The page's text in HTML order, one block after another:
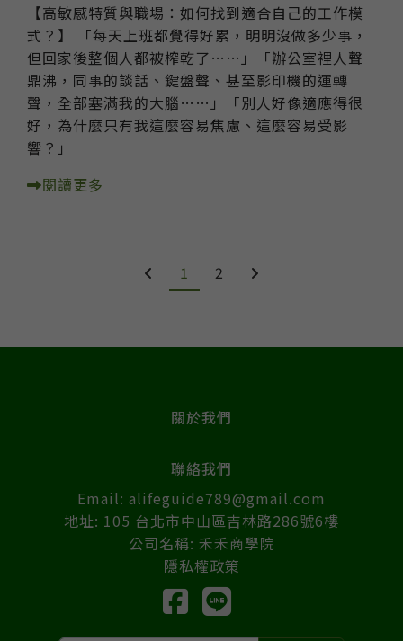
【高敏感特質與職場：如何找到適合自己的工作模
式？】 「每天上班都覺得好累，明明沒做多少事，
但回家後整個人都被榨乾了……」 ​ 「辦公室裡人聲
鼎沸，同事的談話、鍵盤聲、甚至影印機的運轉
聲，全部塞滿我的大腦……」 ​ 「別人好像適應得很
好，為什麼只有我這麼容易焦慮、這麼容易受影
響？」
閱讀更多
1 2
關於我們
聯絡我們
Email: alifeguide789@gmail.com
地址: 105 台北市中山區吉林路286號6樓
公司名稱: 禾禾商學院
隱私權政策